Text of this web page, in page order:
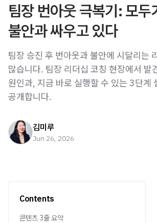
팀장 번아웃 극복기: 모두
불안과 싸우고 있다
팀장 승진 후 번아웃과 불안에 시달리는
많습니다. 팀장 리더십 코칭 현장에서 발
원인과, 지금 바로 실행할 수 있는 3단계
공개합니다.
김미루
Jun 26, 2026
Contents
콘텐츠 3줄 요약